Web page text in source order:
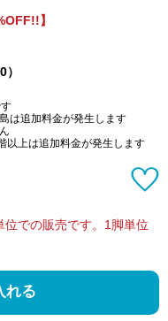
】
は追加料金が発生します
以上は追加料金が発生します
での販売です。1脚単位
れる